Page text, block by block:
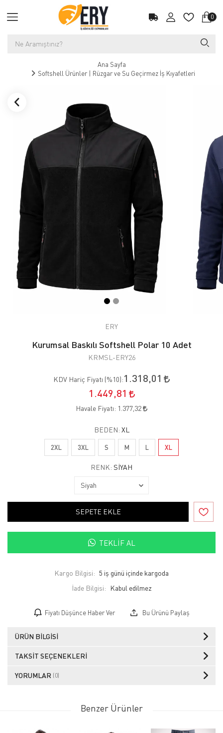
0
Ana Sayfa
Softshell Ürünler | Rüzgar ve Su Geçirmez İş Kıyafetleri
ERY
Kurumsal Baskılı Softshell Polar 10 Adet
KRMSL-ERY26
KDV Hariç Fiyatı (%10):1.318,01
1.449,81
Havale Fiyatı: 1.377,32
BEDEN: XL
2XL 3XL S M L XL
RENK: SIYAH
SEPETE EKLE
TEKLIF AL
Kargo Bilgisi: 5 iş günü içinde kargoda
İade Bilgisi:
Fiyatı Düşünce Haber Ver Bu Ürünü Paylaş
ÜRÜN BILGISI
TAKSIT SEÇENEKLERI
YORUMLAR (0)
Benzer Ürünler